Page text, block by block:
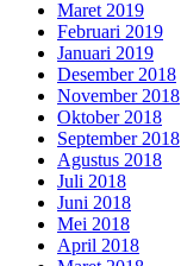
Maret 2019
Februari 2019
Januari 2019
Desember 2018
November 2018
Oktober 2018
September 2018
Agustus 2018
Juli 2018
Juni 2018
Mei 2018
April 2018